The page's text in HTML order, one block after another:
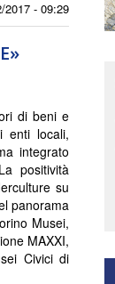
2017 - 09:29
di beni e
enti locali,
integrato
positività
su
panorama
Musei,
MAXXI,
Civici di